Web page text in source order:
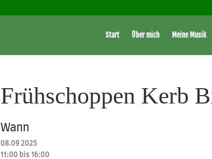
Start Über mich Meine Musik
Frühschoppen Kerb
Wann
08.09 2025
11:00 bis 16:00